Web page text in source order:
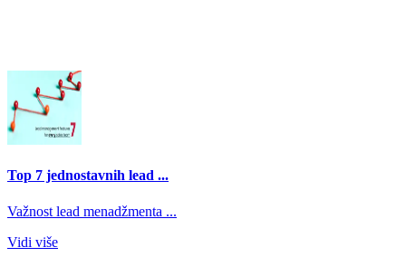
Top 7 jednostavnih lead ...
Važnost lead menadžmenta ...
Vidi više